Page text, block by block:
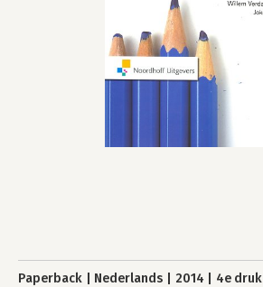
Paperback Nederlands 2014 4e druk